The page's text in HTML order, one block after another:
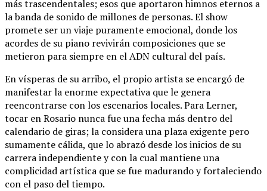
más trascendentales; esos que aportaron himnos eternos a
la banda de sonido de millones de personas. El show
promete ser un viaje puramente emocional, donde los
acordes de su piano revivirán composiciones que se
metieron para siempre en el ADN cultural del país.
En vísperas de su arribo, el propio artista se encargó de
manifestar la enorme expectativa que le genera
reencontrarse con los escenarios locales. Para Lerner,
tocar en Rosario nunca fue una fecha más dentro del
calendario de giras; la considera una plaza exigente pero
sumamente cálida, que lo abrazó desde los inicios de su
carrera independiente y con la cual mantiene una
complicidad artística que se fue madurando y fortaleciendo
con el paso del tiempo.